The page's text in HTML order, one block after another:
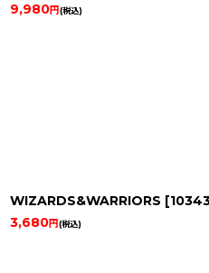
9,980円(税込)
WIZARDS&WARRIORS [
3,680円(税込)